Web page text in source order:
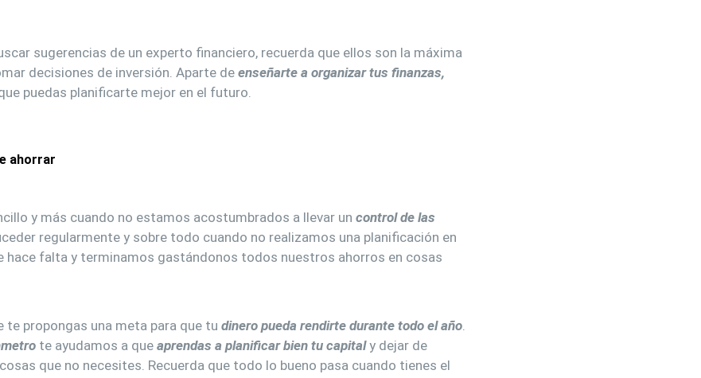
sugerencias de un experto financiero, recuerda que ellos son la máxima
decisiones de inversión. Aparte de enseñarte a organizar tus finanzas,
puedas planificarte mejor en el futuro.
ahorrar
y más cuando no estamos acostumbrados a llevar un control de las
regularmente y sobre todo cuando no realizamos una planificación en
hace falta y terminamos gastándonos todos nuestros ahorros en cosas
te propongas una meta para que tu dinero pueda rendirte durante todo el año.
te ayudamos a que aprendas a planificar bien tu capitaly dejar de
que no necesites. Recuerda que todo lo bueno pasa cuando tienes el